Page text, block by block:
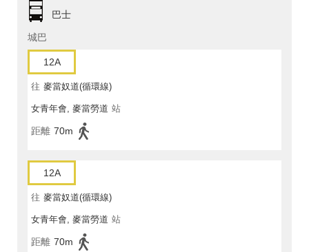
巴士
城巴
12A
往 麥當奴道(循環線)
女青年會, 麥當勞道 站
距離 70m
12A
往 麥當奴道(循環線)
女青年會, 麥當勞道 站
距離 70m